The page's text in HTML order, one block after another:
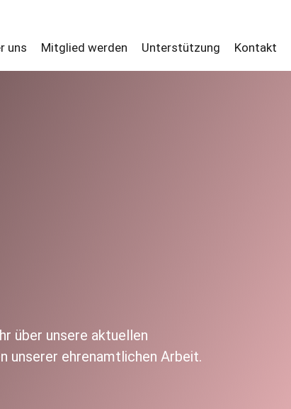
uns Mitglied werden Unterstützung Kontakt
über unsere aktuellen
unserer ehrenamtlichen Arbeit.